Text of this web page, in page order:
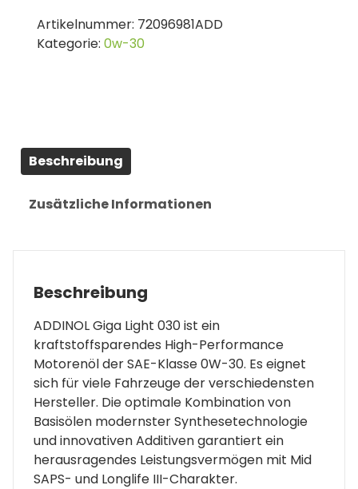
LIGHT
030
Artikelnummer: 72096981ADD
Kategorie: 0w-30
Beschreibung
Zusätzliche Informationen
Beschreibung
ADDINOL Giga Light 030 ist ein
kraftstoffsparendes High-Performance
Motorenöl der SAE-Klasse 0W-30. Es eignet
sich für viele Fahrzeuge der verschiedensten
Hersteller. Die optimale Kombination von
Basisölen modernster Synthesetechnologie
und innovativen Additiven garantiert ein
herausragendes Leistungsvermögen mit Mid
SAPS- und Longlife III-Charakter.